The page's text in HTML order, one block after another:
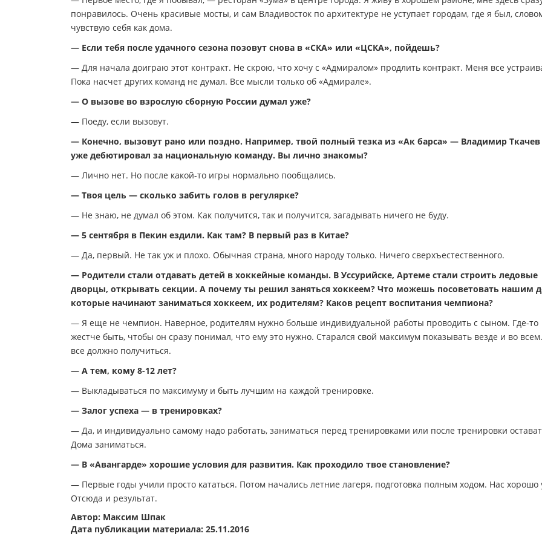
понравилось. Очень красивые мосты, и сам Владивосток по архитектуре не уступает городам, где я был,
чувствую себя как дома.
— Если тебя после удачного сезона позовут снова в «СКА» или «ЦСКА», пойдешь?
— Для начала доиграю этот контракт. Не скрою, что хочу с «Адмиралом» продлить контракт. Меня все
Пока насчет других команд не думал. Все мысли только об «Адмирале».
— О вызове во взрослую сборную России думал уже?
— Поеду, если вызовут.
— Конечно, вызовут рано или поздно. Например, твой полный тезка из «Ак барса» — Владимир
уже дебютировал за национальную команду. Вы лично знакомы?
— Лично нет. Но после какой-то игры нормально пообщались.
— Твоя цель — сколько забить голов в регулярке?
— Не знаю, не думал об этом. Как получится, так и получится, загадывать ничего не буду.
— 5 сентября в Пекин ездили. Как там? В первый раз в Китае?
— Да, первый. Не так уж и плохо. Обычная страна, много народу только. Ничего сверхъестественного.
— Родители стали отдавать детей в хоккейные команды. В Уссурийске, Артеме стали строить ледовые
дворцы, открывать секции. А почему ты решил заняться хоккеем? Что можешь посоветовать нашим
которые начинают заниматься хоккеем, их родителям? Каков рецепт воспитания чемпиона?
— Я еще не чемпион. Наверное, родителям нужно больше индивидуальной работы проводить с сыном. Где-то
жестче быть, чтобы он сразу понимал, что ему это нужно. Старался свой максимум показывать везде и во
все должно получиться.
— А тем, кому 8-12 лет?
— Выкладываться по максимуму и быть лучшим на каждой тренировке.
— Залог успеха — в тренировках?
— Да, и индивидуально самому надо работать, заниматься перед тренировками или после тренировки
Дома заниматься.
— В «Авангарде» хорошие условия для развития. Как проходило твое становление?
— Первые годы учили просто кататься. Потом начались летние лагеря, подготовка полным ходом. Нас хорошо
Отсюда и результат.
Автор: Максим Шпак
Дата публикации материала: 25.11.2016